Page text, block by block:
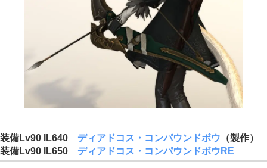
装備Lv90 IL640 ディアドコス・コンパウンドボウ （製作）
装備Lv90 IL650 ディアドコス・コンパウンドボウRE